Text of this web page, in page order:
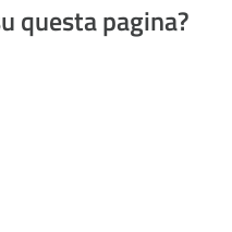
questa pagina?